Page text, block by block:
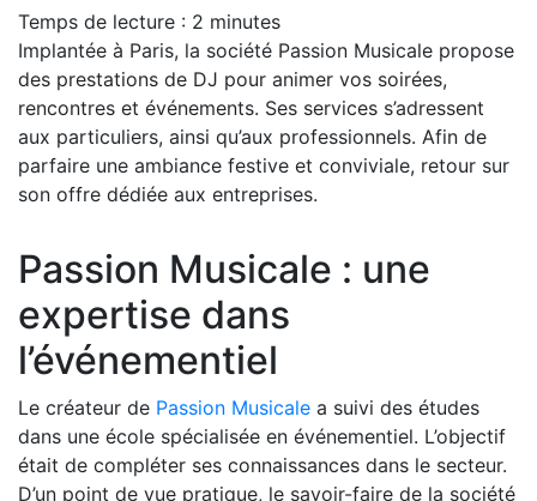
Temps de lecture : 2 minutes
Implantée à Paris, la société Passion Musicale propose
des prestations de DJ pour animer vos soirées,
rencontres et événements. Ses services s’adressent
aux particuliers, ainsi qu’aux professionnels. Afin de
parfaire une ambiance festive et conviviale, retour sur
son offre dédiée aux entreprises.
Passion Musicale : une
expertise dans
l’événementiel
Le créateur de Passion Musicale a suivi des études
dans une école spécialisée en événementiel. L’objectif
était de compléter ses connaissances dans le secteur.
D’un point de vue pratique, le savoir-faire de la société